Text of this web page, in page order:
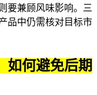
要兼顾风味影响。三
品中仍需核对目标市
如何避免后期